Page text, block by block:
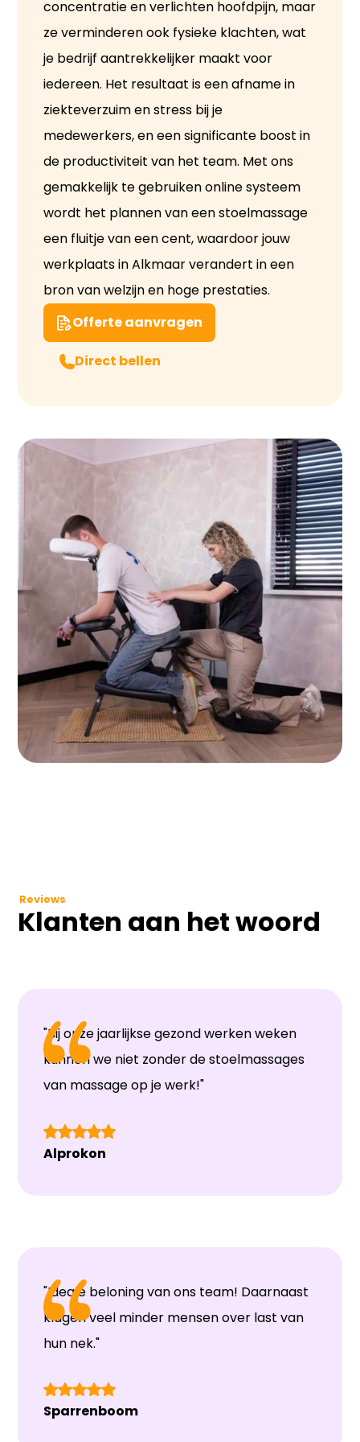
concentratie en verlichten hoofdpijn, maar
ze verminderen ook fysieke klachten, wat
je bedrijf aantrekkelijker maakt voor
iedereen. Het resultaat is een afname in
ziekteverzuim en stress bij je
medewerkers, en een significante boost in
de productiviteit van het team. Met ons
gemakkelijk te gebruiken online systeem
wordt het plannen van een stoelmassage
een fluitje van een cent, waardoor jouw
werkplaats in Alkmaar verandert in een
bron van welzijn en hoge prestaties.
Offerte aanvragen
Direct bellen
Reviews
Klanten aan het woord
"Bij onze jaarlijkse gezond werken weken
kunnen we niet zonder de stoelmassages
van massage op je werk!"
Alprokon
"Ideale beloning van ons team! Daarnaast
klagen veel minder mensen over last van
hun nek."
Sparrenboom